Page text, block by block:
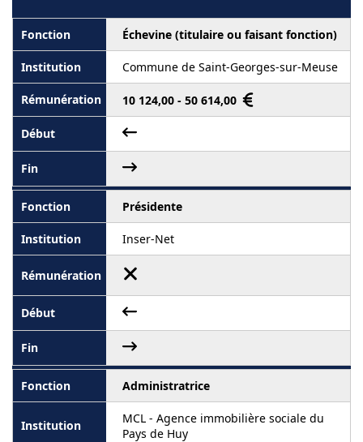
Échevine (titulaire ou faisant fonction)
Commune de Saint-Georges-sur-Meuse
10 124,00 - 50 614,00
Présidente
Inser-Net
Administratrice
MCL - Agence immobilière sociale du
Pays de Huy